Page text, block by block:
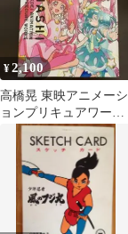
¥2,100
高橋晃 東映アニメーシ
ョンプリキュアワーク
ス 改訂版